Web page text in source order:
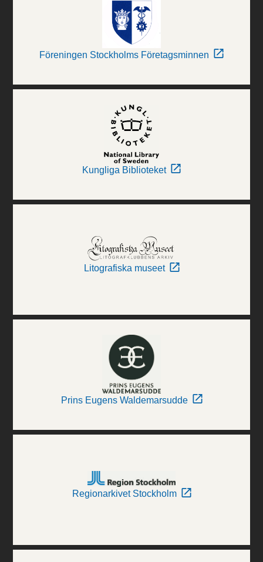
Föreningen Stockholms Företagsminnen
Kungliga Biblioteket
Litografiska museet
Prins Eugens Waldemarsudde
Regionarkivet Stockholm